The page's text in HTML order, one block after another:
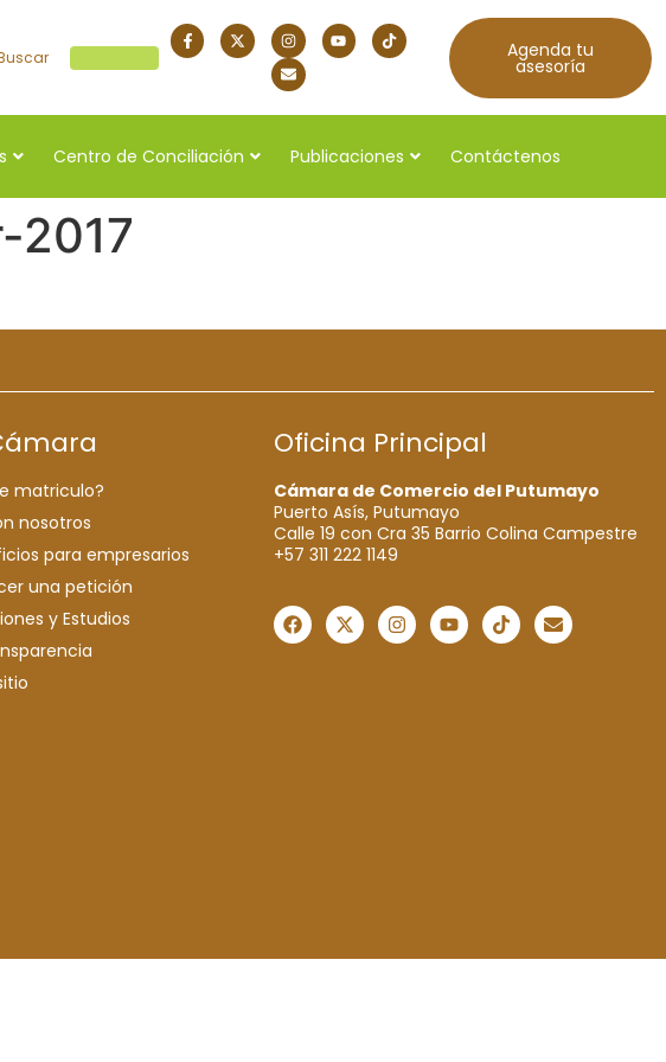
Agenda tu
asesoría
Centro de Conciliación Publicaciones Contáctenos
2017
matriculo?
nosotros
para empresarios
una petición
y Estudios
Oficina Principal
Cámara de Comercio del Putumayo
Puerto Asís, Putumayo
Calle 19 con Cra 35 Barrio Colina Campestre
+57 311 222 1149